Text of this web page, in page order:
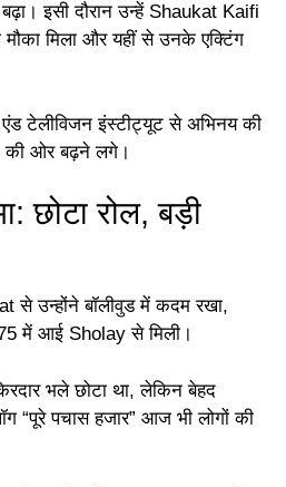
इसी दौरान उन्हें Shaukat Kaifi
मिला और यहीं से उनके एक्टिंग
टेलीविजन इंस्टीट्यूट से अभिनय की
की ओर बढ़ने लगे।
छोटा रोल, बड़ी
से उन्होंने बॉलीवुड में कदम रखा,
में आई Sholay से मिली।
भले छोटा था, लेकिन बेहद
“पूरे पचास हजार” आज भी लोगों की